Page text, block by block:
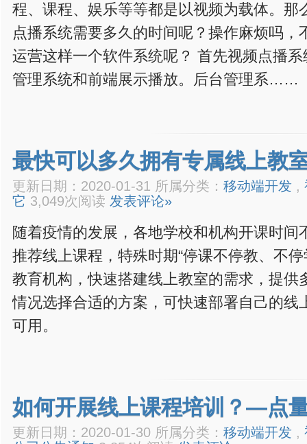
程、课程、娱乐等等都是以视频为载体。那
点播系统需要多久的时间呢？操作麻烦吗，
运营这样一个软件系统呢？ 首先视频点播
管理系统和前端展示播放。后台管理系……
最快可以多久拥有专属线上教
更新日期：2020-01-31 所属分类： 移动端开发 ,
它 3,049次阅读 发表评论»
随着疫情的发展，各地学校和机构开课时间
推荐线上课程，特殊时期“停课不停教、不
教育机构，快速搭建线上教室的需求，提供
情况选择合适的方案，可快速部署自己的线
可用。
如何开展线上课程培训？—点
更新日期：2020-01-30 所属分类： 移动端开发 ,